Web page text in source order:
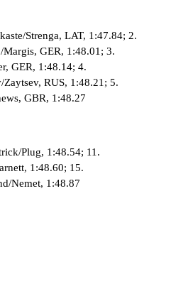
Strenga, LAT, 1:47.84; 2.
GER, 1:48.01; 3.
GER, 1:48.14; 4.
RUS, 1:48.21; 5.
GBR, 1:48.27
Plug, 1:48.54; 11.
1:48.60; 15.
Nemet, 1:48.87